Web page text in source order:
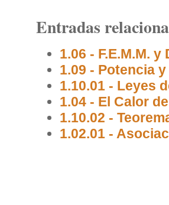
Entradas
1.06 - F.E.M.M. y
1.09 - Potencia
1.10.01 - Leyes
1.04 - El Calor
1.10.02 -
1.02.01 -